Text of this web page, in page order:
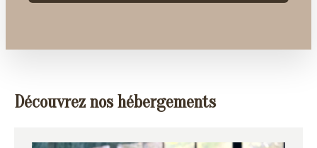
Découvrez nos hébergements